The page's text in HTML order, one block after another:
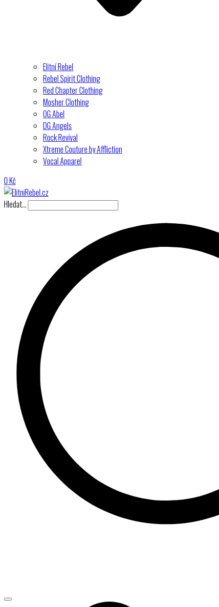
Elitní Rebel
Rebel Spirit Clothing
Red Chapter Clothing
Mosher Clothing
OG Abel
DG Angels
Rock Revival
Xtreme Couture by Affliction
Vocal Apparel
0Kč
Hledat…